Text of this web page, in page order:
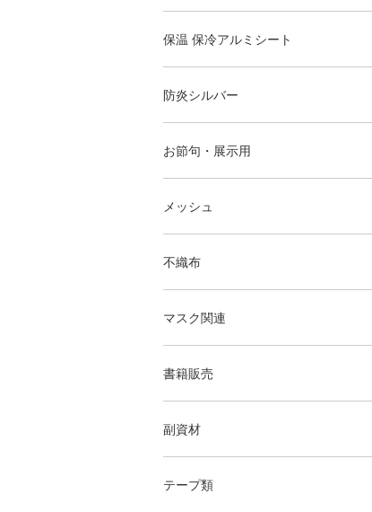
保温 保冷アルミシート
防炎シルバー
お節句・展示用
メッシュ
不織布
マスク関連
書籍販売
副資材
テープ類